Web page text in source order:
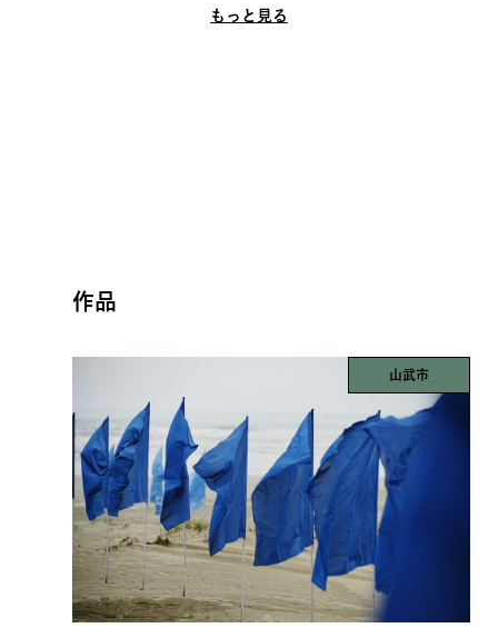
もっと見る
作品
山武市